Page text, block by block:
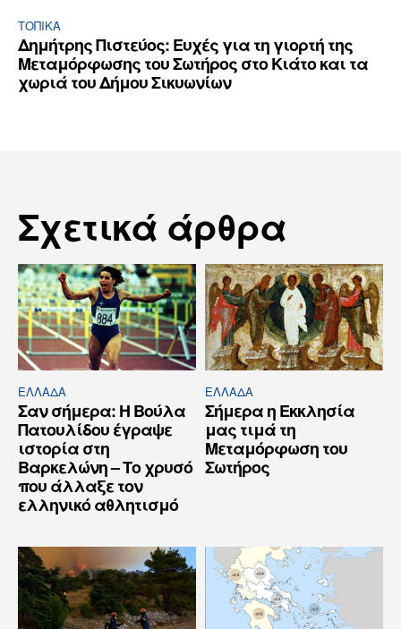
ΤΟΠΙΚΑ
Δημήτρης Πιστεύος: Ευχές για τη γιορτή της
Μεταμόρφωσης του Σωτήρος στο Κιάτο και τα
χωριά του Δήμου Σικυωνίων
Σχετικά άρθρα
ΕΛΛΆΔΑ
Σαν σήμερα: Η Βούλα
Πατουλίδου έγραψε
ιστορία στη
Βαρκελώνη – Το χρυσό
που άλλαξε τον
ελληνικό αθλητισμό
ΕΛΛΆΔΑ
Σήμερα η Εκκλησία
μας τιμά τη
Μεταμόρφωση του
Σωτήρος